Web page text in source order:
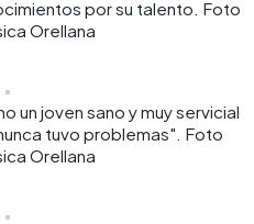
por su talento. Foto
Orellana
un joven sano y muy servicial
tuvo problemas". Foto
Orellana